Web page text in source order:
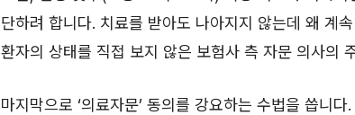
단하려 합니다. 치료를 받아도 나아지지 않는데 왜 계
환자의 상태를 직접 보지 않은 보험사 측 자문 의사의
마지막으로 ‘의료자문’ 동의를 강요하는 수법을 씁니